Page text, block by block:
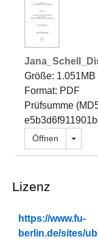
Größe: 1.051MB
Format: PDF
Prüfsumme
Öffnen
Lizenz
https://www.fu-
berlin.de/sites/